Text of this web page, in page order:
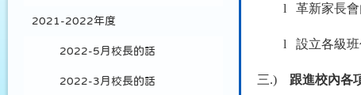
l 革新家長
l 設立各級
三.) 跟進校內各
2021-2022年度
2022-5月校長的話
2022-3月校長的話